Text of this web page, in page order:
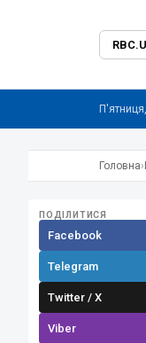
Головна›
ПОДІЛИТИСЯ
Facebook
Telegram
Twitter / X
Viber